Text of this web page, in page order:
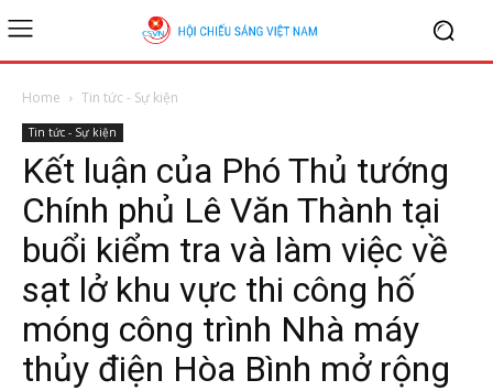
Home Tin tức - Sự kiện
Tin tức - Sự kiện
Kết luận của Phó Thủ tướng
Chính phủ Lê Văn Thành tại
buổi kiểm tra và làm việc về
sạt lở khu vực thi công hố
móng công trình Nhà máy
thủy điện Hòa Bình mở rộng